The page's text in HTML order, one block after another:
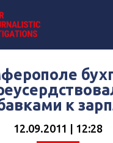
к
12.09.2011 | 12:28